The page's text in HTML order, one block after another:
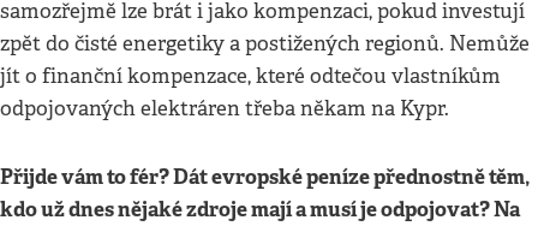
samozřejmě lze brát i jako kompenzaci, pokud investují
zpět do čisté energetiky a postižených regionů. Nemůže
jít o finanční kompenzace, které odtečou vlastníkům
odpojovaných elektráren třeba někam na Kypr.
Přijde vám to fér? Dát evropské peníze přednostně těm,
kdo už dnes nějaké zdroje mají a musí je odpojovat? Na